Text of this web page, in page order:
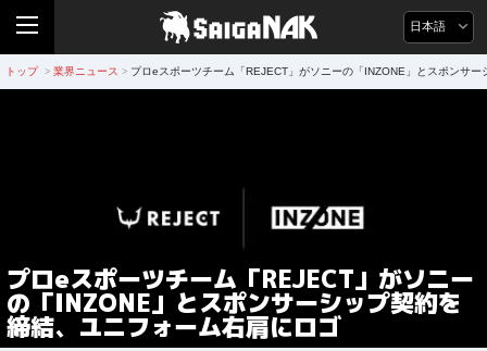
日本語
トップ > 業界ニュース > プロeスポーツチーム「REJECT」がソニーの「INZONE」とスポンサ
プロeスポーツチーム「REJECT」がソニー
の「INZONE」とスポンサーシップ契約を
締結、ユニフォーム右肩にロゴ